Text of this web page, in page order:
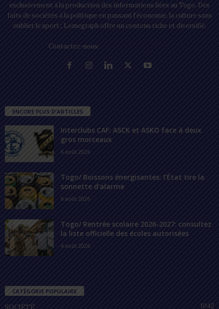
exclusivement à la production des informations liées au Togo. Des
faits de sociétés à la politique en passant l’économie, la culture sans
oublier le sport ; Lomegraph offre un contenu riche et diversifié.
Contactez-nous:
ENCORE PLUS D'ARTICLES
Interclubs CAF: ASCK et ASKO face à deux
gros morceaux
6 août 2026
Togo/ Boissons énergisantes: l’État tire la
sonnette d’alarme
6 août 2026
Togo/ Rentrée scolaire 2026-2027: consultez
la liste officielle des écoles autorisées
4 août 2026
CATÉGORIE POPULAIRE
1042